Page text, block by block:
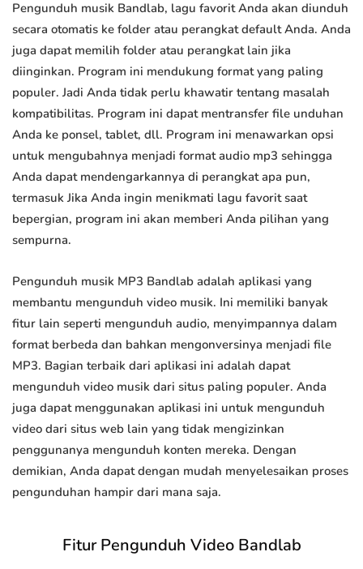
Pengunduh musik Bandlab, lagu favorit Anda akan diunduh
secara otomatis ke folder atau perangkat default Anda. Anda
juga dapat memilih folder atau perangkat lain jika
diinginkan. Program ini mendukung format yang paling
populer. Jadi Anda tidak perlu khawatir tentang masalah
kompatibilitas. Program ini dapat mentransfer file unduhan
Anda ke ponsel, tablet, dll. Program ini menawarkan opsi
untuk mengubahnya menjadi format audio mp3 sehingga
Anda dapat mendengarkannya di perangkat apa pun,
termasuk Jika Anda ingin menikmati lagu favorit saat
bepergian, program ini akan memberi Anda pilihan yang
sempurna.
Pengunduh musik MP3 Bandlab adalah aplikasi yang
membantu mengunduh video musik. Ini memiliki banyak
fitur lain seperti mengunduh audio, menyimpannya dalam
format berbeda dan bahkan mengonversinya menjadi file
MP3. Bagian terbaik dari aplikasi ini adalah dapat
mengunduh video musik dari situs paling populer. Anda
juga dapat menggunakan aplikasi ini untuk mengunduh
video dari situs web lain yang tidak mengizinkan
penggunanya mengunduh konten mereka. Dengan
demikian, Anda dapat dengan mudah menyelesaikan proses
pengunduhan hampir dari mana saja.
Fitur Pengunduh Video Bandlab